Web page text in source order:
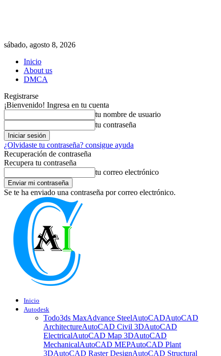
sábado, agosto 8, 2026
Inicio
About us
DMCA
Registrarse
¡Bienvenido! Ingresa en tu cuenta
tu nombre de usuario
tu contraseña
¿Olvidaste tu contraseña? consigue ayuda
Recuperación de contraseña
Recupera tu contraseña
tu correo electrónico
Se te ha enviado una contraseña por correo electrónico.
Inicio
Autodesk
Todo3ds MaxAdvance SteelAutoCADAutoCAD
ArchitectureAutoCAD Civil 3DAutoCAD
ElectricalAutoCAD Map 3DAutoCAD
MechanicalAutoCAD MEPAutoCAD Plant
3DAutoCAD Raster DesignAutoCAD Structural